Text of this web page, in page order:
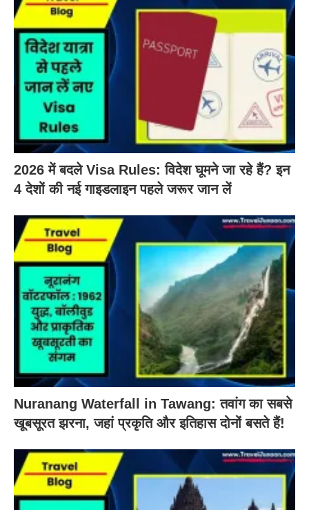
2026 में बदले Visa Rules: विदेश घूमने जा रहे हैं? इन
4 देशों की नई गाइडलाइन पहले जरूर जान लें
Nuranang Waterfall in Tawang: तवांग का सबसे
खूबसूरत झरना, जहां प्रकृति और इतिहास दोनों बसते हैं!